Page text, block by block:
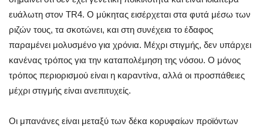
ευάλωτη στον TR4. Ο μύκητας εισέρχεται στα φυτά μέσω των
ριζών τους, τα σκοτώνει, και στη συνέχεια το έδαφος
παραμένει μολυσμένο για χρόνια. Μέχρι στιγμής, δεν υπάρχει
κανένας τρόπος για την καταπολέμηση της νόσου. Ο μόνος
τρόπος περιορισμού είναι η καραντίνα, αλλά οι προσπάθειες
μέχρι στιγμής είναι ανεπιτυχείς.
Οι μπανάνες είναι μεταξύ των δέκα κορυφαίων προϊόντων